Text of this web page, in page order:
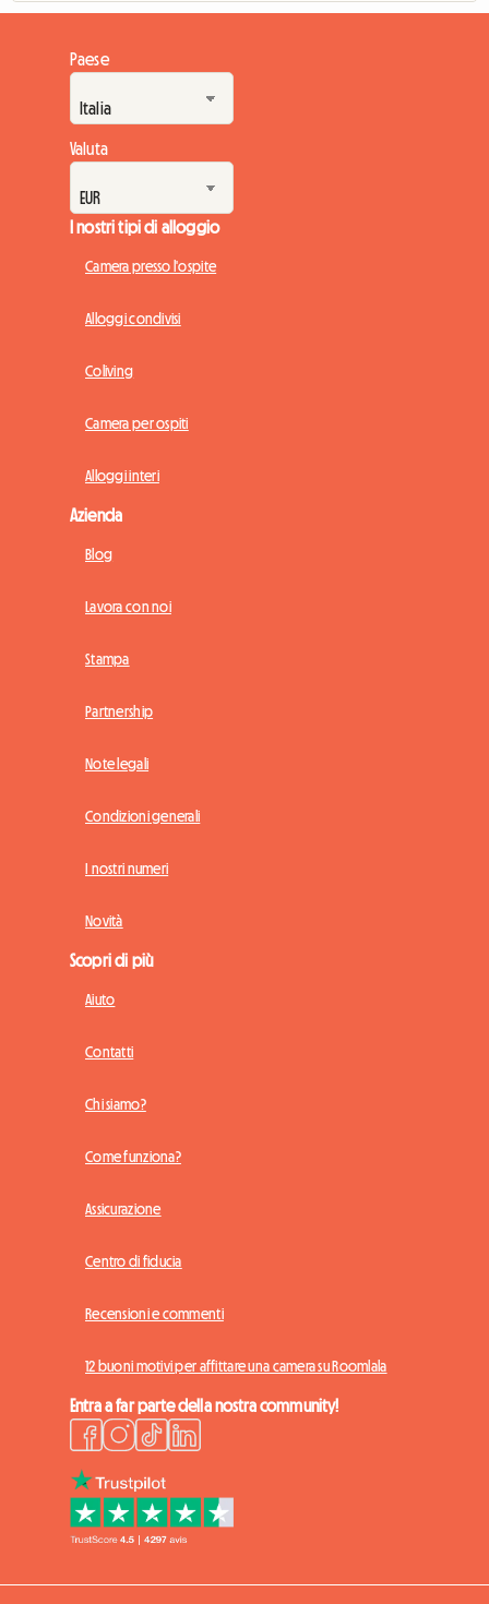
Paese
Valuta
I nostri tipi di alloggio
Camera presso l'ospite
Alloggi condivisi
Coliving
Camera per ospiti
Alloggi interi
Azienda
Blog
Lavora con noi
Stampa
Partnership
Note legali
Condizioni generali
I nostri numeri
Novità
Scopri di più
Aiuto
Contatti
Chi siamo?
Come funziona?
Assicurazione
Centro di fiducia
Recensioni e commenti
12 buoni motivi per affittare una camera su Roomlala
Entra a far parte della nostra community!